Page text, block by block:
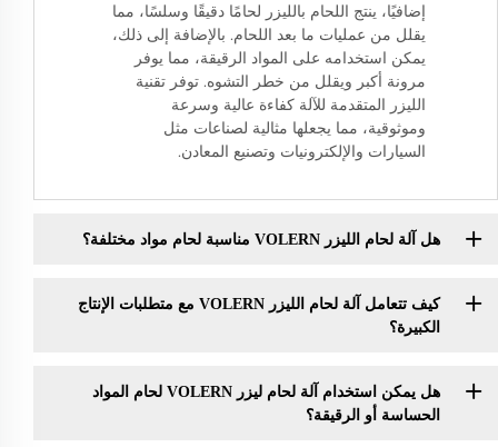
إضافيًا، ينتج اللحام بالليزر لحامًا دقيقًا وسلسًا، مما
يقلل من عمليات ما بعد اللحام. بالإضافة إلى ذلك،
يمكن استخدامه على المواد الرقيقة، مما يوفر
مرونة أكبر ويقلل من خطر التشوه. توفر تقنية
الليزر المتقدمة للآلة كفاءة عالية وسرعة
وموثوقية، مما يجعلها مثالية لصناعات مثل
السيارات والإلكترونيات وتصنيع المعادن.
هل آلة لحام الليزر VOLERN مناسبة لحام مواد مختلفة؟
كيف تتعامل آلة لحام الليزر VOLERN مع متطلبات الإنتاج
الكبيرة؟
هل يمكن استخدام آلة لحام ليزر VOLERN لحام المواد
الحساسة أو الرقيقة؟